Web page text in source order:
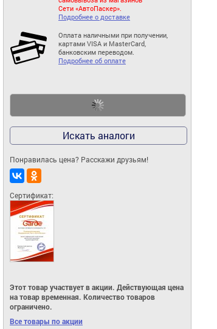
Сети «АвтоПаскер».
Подробнее о доставке
Оплата наличными при получении,
картами VISA и MasterCard,
банковским переводом.
Подробнее об оплате
Искать аналоги
Понравилась цена? Расскажи друзьям!
Сертификат:
Этот товар участвует в акции. Действующая цена
на товар временная. Количество товаров
ограничено.
Все товары по акции